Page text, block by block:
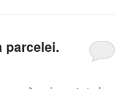
parcelei.